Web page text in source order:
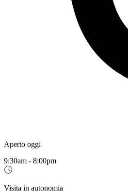
Aperto oggi
9:30am - 8:00pm
Visita in autonomia